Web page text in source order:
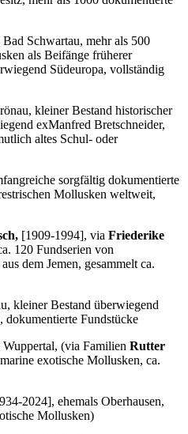
Bad Schwartau, mehr als 500
als Beifänge früherer
Südeuropa, vollständig
kleiner Bestand historischer
exManfred Bretschneider,
altes Schul- oder
sorgfältig dokumentierte
Mollusken weltweit,
[1909-1994], via Friederike
120 Fundserien von
dem Jemen, gesammelt ca.
kleiner Bestand überwiegend
dokumentierte Fundstücke
Wuppertal, (via Familien Rutter
exotische Mollusken, ca.
2024], ehemals Oberhausen,
Mollusken)